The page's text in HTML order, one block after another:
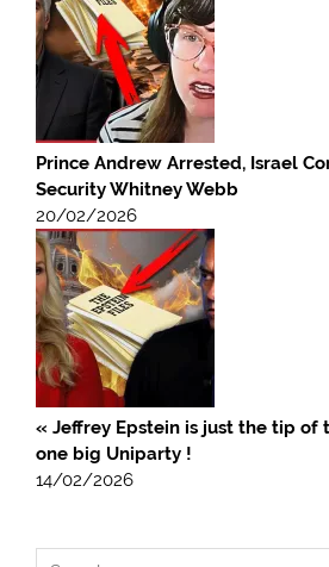
Prince Andrew Arrested, Israel
Security Whitney Webb
20/02/2026
« Jeffrey Epstein is just the tip of
one big Uniparty !
14/02/2026